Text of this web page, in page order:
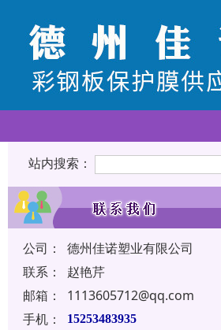
站内搜索：
公司：
德州佳诺塑业有限公司
联系：
赵艳芹
邮箱：
1113605712@qq.com
手机：
15253483935